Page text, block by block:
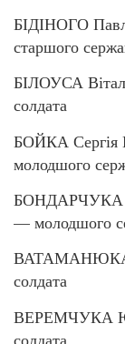
БІДІНОГО
старшого
БІЛОУСА
солдата
БОЙКА Сергія
молодшого
БОНДАРЧУКА
— молодшого
ВАТАМАНЮКА
солдата
ВЕРЕМЧУКА
солдата